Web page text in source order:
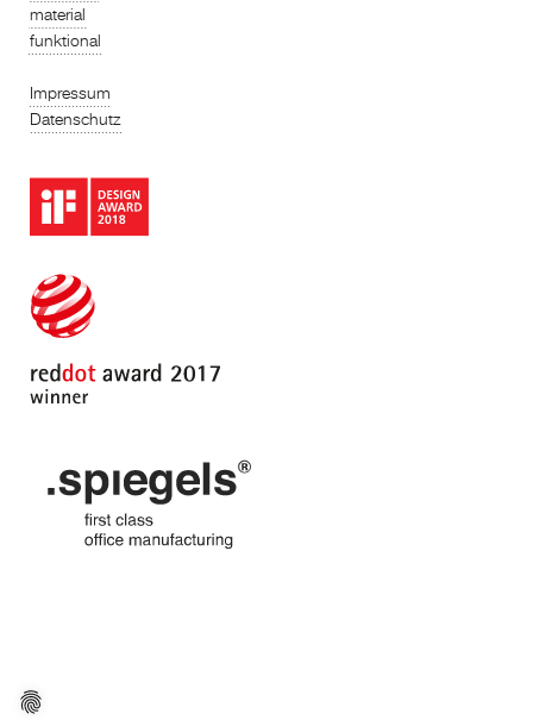
material
funktional
Impressum
Datenschutz